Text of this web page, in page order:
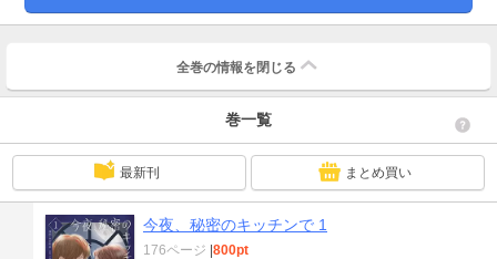
全巻の情報を 閉じる
巻一覧
最新刊 まとめ買い
今夜、秘密のキッチンで 1
176ページ |800pt